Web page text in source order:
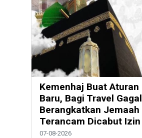
Kemenhaj Buat Aturan
Baru, Bagi Travel Gagal
Berangkatkan Jemaah
Terancam Dicabut Izin
07-08-2026